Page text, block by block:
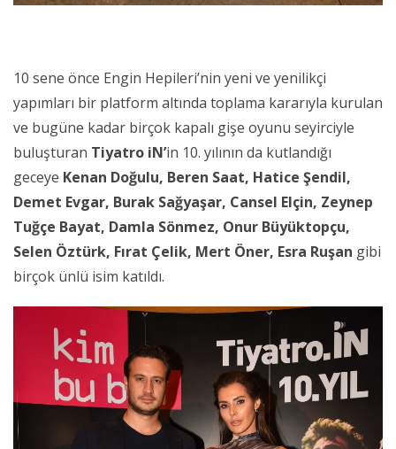
10 sene önce Engin Hepileri’nin yeni ve yenilikçi
yapımları bir platform altında toplama kararıyla kurulan
ve bugüne kadar birçok kapalı gişe oyunu seyirciyle
buluşturan Tiyatro iN’in 10. yılının da kutlandığı
geceye Kenan Doğulu, Beren Saat, Hatice Şendil,
Demet Evgar, Burak Sağyaşar, Cansel Elçin, Zeynep
Tuğçe Bayat, Damla Sönmez, Onur Büyüktopçu,
Selen Öztürk, Fırat Çelik, Mert Öner, Esra Ruşan gibi
birçok ünlü isim katıldı.